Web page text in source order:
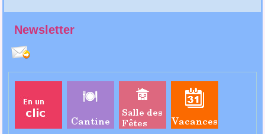
Newsletter